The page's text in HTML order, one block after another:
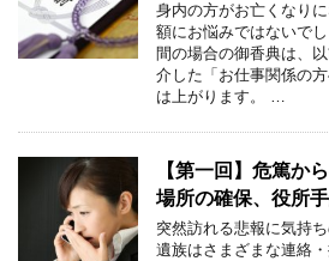
身内の方がお亡くなり
額にお悩みではないで
間の場合の御香典は、
介した「お仕事関係の
は上がります。 …
【第一回】危篤か
場所の確保、役所
突然訪れる悲報に気持
遺族はさまざまな連絡